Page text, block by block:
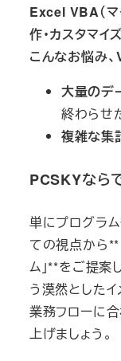
Excel VBA（
作・カスタマイ
こんなお悩み
大量のデ
終わらせ
複雑な集
PCSKYなら
単にプログラ
ての視点から
ム」**をご提案
う漠然とした
業務フローに
上げましょう。